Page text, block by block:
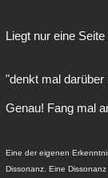
Liegt nur eine
"denkt mal darüber
Genau! Fang mal
Eine der eigenen
Dissonanz. Eine